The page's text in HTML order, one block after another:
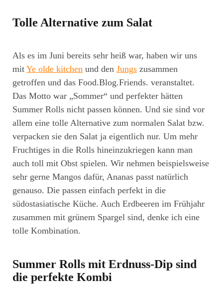
Tolle Alternative zum Salat
Als es im Juni bereits sehr heiß war, haben wir uns
mit Ye olde kitchen und den Jungs zusammen
getroffen und das Food.Blog.Friends. veranstaltet.
Das Motto war „Sommer“ und perfekter hätten
Summer Rolls nicht passen können. Und sie sind vor
allem eine tolle Alternative zum normalen Salat bzw.
verpacken sie den Salat ja eigentlich nur. Um mehr
Fruchtiges in die Rolls hineinzukriegen kann man
auch toll mit Obst spielen. Wir nehmen beispielsweise
sehr gerne Mangos dafür, Ananas passt natürlich
genauso. Die passen einfach perfekt in die
südostasiatische Küche. Auch Erdbeeren im Frühjahr
zusammen mit grünem Spargel sind, denke ich eine
tolle Kombination.
Summer Rolls mit Erdnuss-Dip sind
die perfekte Kombi